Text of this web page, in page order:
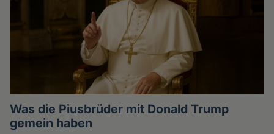
Was die Piusbrüder mit Donald Trump
gemein haben